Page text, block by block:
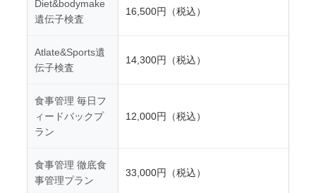
Diet&bodymake
遺伝子検査
16,500円（税込）
Atlate&Sports遺
伝子検査
14,300円（税込）
食事管理 毎日フ
ィードバックプ
ラン
12,000円（税込）
食事管理 徹底食
事管理プラン
33,000円（税込）